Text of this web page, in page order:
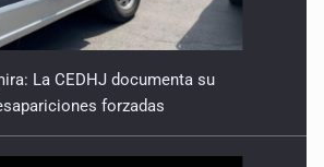
La CEDHJ documenta su
forzadas